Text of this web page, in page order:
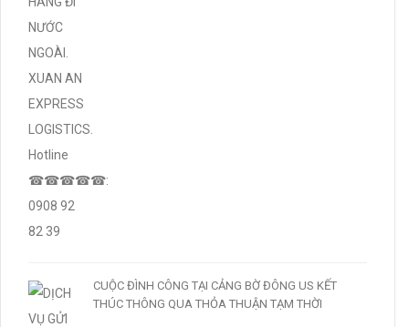
CUỘC ĐÌNH CÔNG TẠI CẢNG BỜ ĐÔNG US KẾT
THÚC THÔNG QUA THỎA THUẬN TẠM THỜI